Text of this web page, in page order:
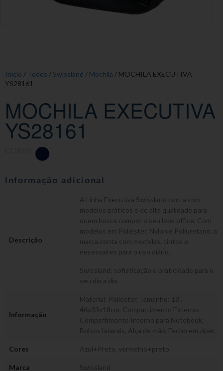
Início / Todos / Swissland / Mochila / MOCHILA EXECUTIVA
YS28161
MOCHILA EXECUTIVA
YS28161
Informação adicional
Descrição
A Linha Executiva Swissland conta com
modelos práticos e de alta qualidade para
quem busca compor o seu look office. Com
modelos em Poliéster, Nylon e Poliuretano, a
marca conta com mochilas, cintos e
necessaires para o uso diário.
Swissland: sofisticação e praticidade para o
seu dia a dia.
Informação
Material: Poliéster, Tamanho: 18",
46x33x18cm, Compartimento Externo,
Compartimento Interno para Notebook,
Bolsos laterais, Alça de mão, Fecho em zíper.
Cores Azul+Preto vermelho+preto
Marca Swissland